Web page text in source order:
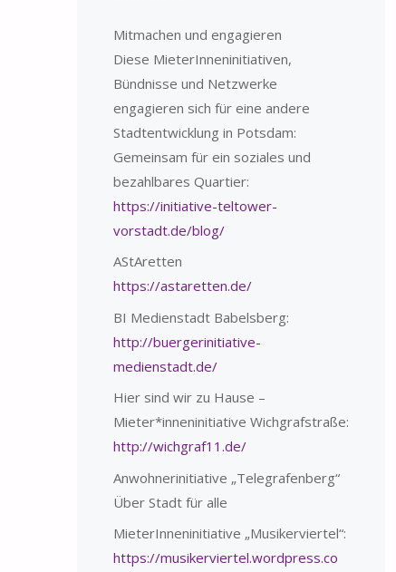
Mitmachen und engagieren
Diese MieterInneninitiativen,
Bündnisse und Netzwerke
engagieren sich für eine andere
Stadtentwicklung in Potsdam:
Gemeinsam für ein soziales und
bezahlbares Quartier:
https://initiative-teltower-
vorstadt.de/blog/
AStAretten
https://astaretten.de/
BI Medienstadt Babelsberg:
http://buergerinitiative-
medienstadt.de/
Hier sind wir zu Hause –
Mieter*inneninitiative Wichgrafstraße:
http://wichgraf11.de/
Anwohnerinitiative „Telegrafenberg“
Über Stadt für alle
MieterInneninitiative „Musikerviertel“:
https://musikerviertel.wordpress.co